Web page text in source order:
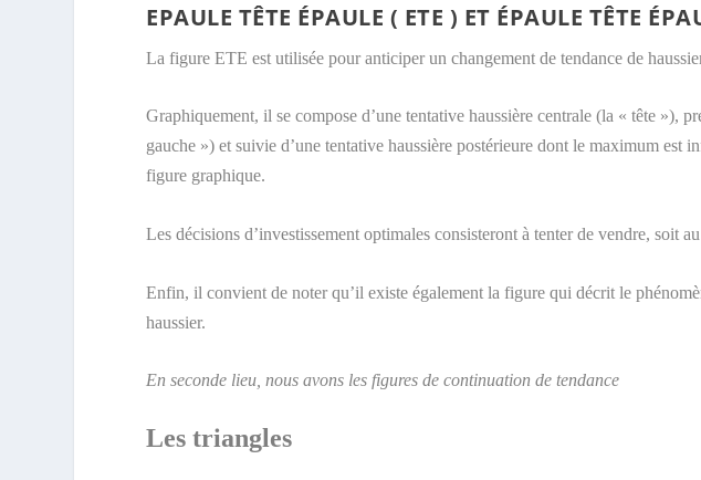
EPAULE TÊTE ÉPAULE ( ETE ) ET ÉPAULE TÊTE
La figure ETE est utilisée pour anticiper un changement de tendance de
Graphiquement, il se compose d’une tentative haussière centrale (la « tête »),
gauche ») et suivie d’une tentative haussière postérieure dont le maximum
figure graphique.
Les décisions d’investissement optimales consisteront à tenter de vendre, soit
Enfin, il convient de noter qu’il existe également la figure qui décrit le
haussier.
En seconde lieu, nous avons les figures de continuation de tendance
Les triangles